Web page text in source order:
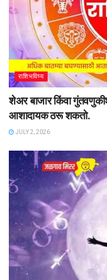
राशिभविष्य
शेअर बाजार किंवा
आशादायक ठरू शकतो.
JULY 2, 2026